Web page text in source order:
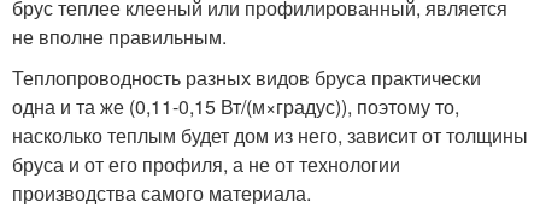
брус теплее клееный или профилированный, является
не вполне правильным.
Теплопроводность разных видов бруса практически
одна и та же (0,11-0,15 Вт/(м×градус)), поэтому то,
насколько теплым будет дом из него, зависит от толщины
бруса и от его профиля, а не от технологии
производства самого материала.